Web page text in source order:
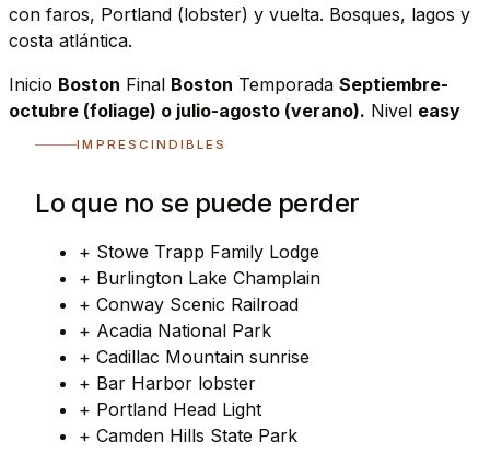
con faros, Portland (lobster) y vuelta. Bosques, lagos y
costa atlántica.
Inicio Boston Final Boston Temporada Septiembre-
octubre (foliage) o julio-agosto (verano). Nivel easy
IMPRESCINDIBLES
Lo que no se puede perder
+ Stowe Trapp Family Lodge
+ Burlington Lake Champlain
+ Conway Scenic Railroad
+ Acadia National Park
+ Cadillac Mountain sunrise
+ Bar Harbor lobster
+ Portland Head Light
+ Camden Hills State Park